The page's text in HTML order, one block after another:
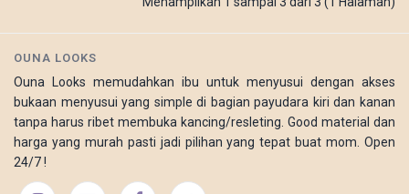
OUNA LOOKS
Ouna Looks memudahkan ibu untuk menyusui dengan akses
bukaan menyusui yang simple di bagian payudara kiri dan kanan
tanpa harus ribet membuka kancing/resleting. Good material dan
harga yang murah pasti jadi pilihan yang tepat buat mom. Open
24/7 !